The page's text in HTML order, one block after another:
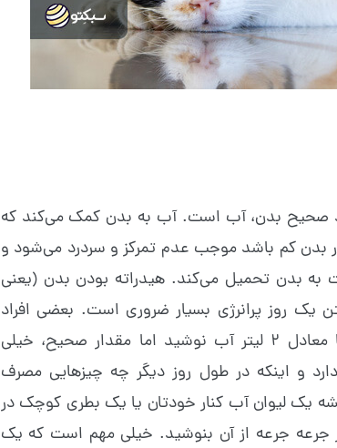
صحیح بدن، آب است. آب به بدن کمک می‌کند که
بدن کم باشد موجب عدم تمرکز و سردرد می‌شود و
به بدن تحمیل می‌کند. هیدراته بودن بدن (یعنی
یک روز پرانرژی بسیار ضروری است. بعضی افراد
می‌گویند که باید روزی ۸ لیوان یا معادل ۲ لیتر آب نوشید اما مقدار صحیح، خیلی
و اینکه در طول روز دیگر چه چیزهایی مصرف
یک لیوان آب کنار خودتان یا یک بطری کوچک در
جرعه جرعه از آن بنوشید. خیلی مهم است که یک